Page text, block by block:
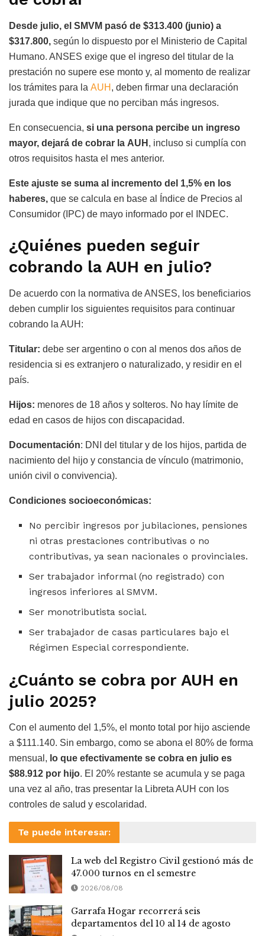
Desde julio, el SMVM pasó de $313.400 (junio) a
$317.800, según lo dispuesto por el Ministerio de Capital
Humano. ANSES exige que el ingreso del titular de la
prestación no supere ese monto y, al momento de realizar
los trámites para la AUH , deben firmar una declaración
jurada que indique que no perciban más ingresos.
En consecuencia, si una persona percibe un ingreso
mayor, dejará de cobrar la AUH , incluso si cumplía con
otros requisitos hasta el mes anterior.
Este ajuste se suma al incremento del 1,5% en los
haberes, que se calcula en base al Índice de Precios al
Consumidor (IPC) de mayo informado por el INDEC.
¿Quiénes pueden seguir
cobrando la AUH en julio?
De acuerdo con la normativa de ANSES, los beneficiarios
deben cumplir los siguientes requisitos para continuar
cobrando la AUH:
Titular: debe ser argentino o con al menos dos años de
residencia si es extranjero o naturalizado, y residir en el
país.
Hijos: menores de 18 años y solteros. No hay límite de
edad en casos de hijos con discapacidad.
Documentación: DNI del titular y de los hijos, partida de
nacimiento del hijo y constancia de vínculo (matrimonio,
unión civil o convivencia).
Condiciones socioeconómicas:
No percibir ingresos por jubilaciones, pensiones
ni otras prestaciones contributivas o no
contributivas, ya sean nacionales o provinciales.
Ser trabajador informal (no registrado) con
ingresos inferiores al SMVM.
Ser monotributista social.
Ser trabajador de casas particulares bajo el
Régimen Especial correspondiente.
¿Cuánto se cobra por AUH en
julio 2025?
Con el aumento del 1,5%, el monto total por hijo asciende
a $111.140. Sin embargo, como se abona el 80% de forma
mensual, lo que efectivamente se cobra en julio es
$88.912 por hijo. El 20% restante se acumula y se paga
una vez al año, tras presentar la Libreta AUH con los
controles de salud y escolaridad.
Te puede interesar:
La web del Registro Civil gestionó más de
47.000 turnos en el semestre
2026/08/08
Garrafa Hogar recorrerá seis
departamentos del 10 al 14 de agosto